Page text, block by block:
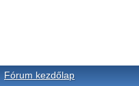
Fórum kezdőlap